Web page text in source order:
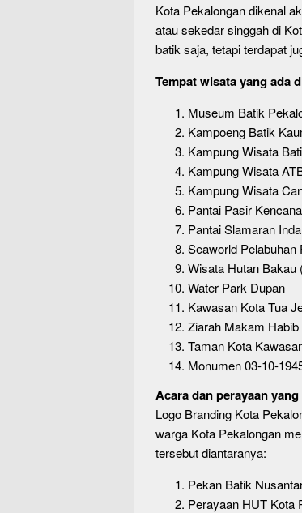
Kota Pekalongan dikenal
atau sekedar singgah di
batik saja, tetapi terdapat
Tempat wisata yang ada
Museum Batik
Kampoeng Batik
Kampung Wisata
Kampung Wisata
Kampung Wisata
Pantai Pasir Kencana
Pantai Slamaran
Seaworld
Wisata Hutan Bakau
Water Park Dupan
Kawasan Kota Tua
Ziarah Makam
Taman Kota
Monumen 03-10-
Acara dan perayaanyang
Logo Branding Kota
warga Kota Pekalongan
tersebut diantaranya:
Pekan Batik
Perayaan HUT Kota